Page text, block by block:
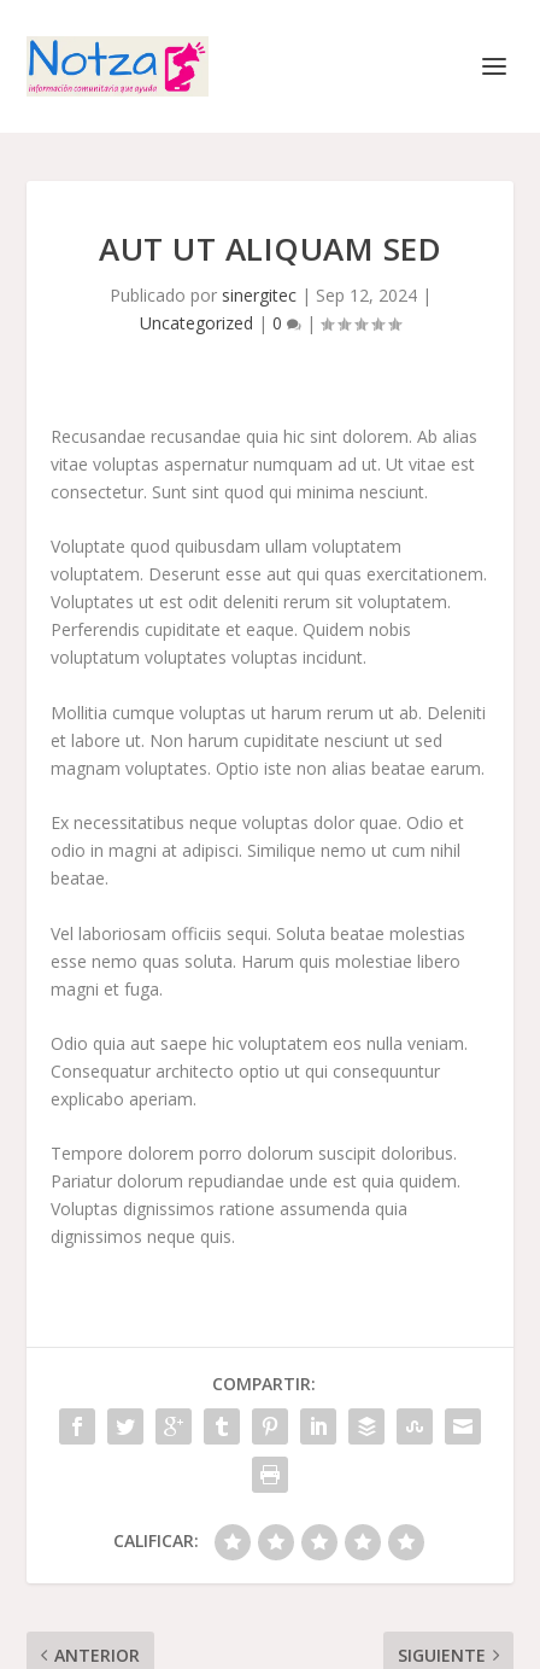
AUT UT ALIQUAM SED
Publicado por sinergitec| Sep 12, 2024|
Uncategorized | 0 |
Recusandae recusandae quia hic sint dolorem. Ab alias
vitae voluptas aspernatur numquam ad ut. Ut vitae est
consectetur. Sunt sint quod qui minima nesciunt.
Voluptate quod quibusdam ullam voluptatem
voluptatem. Deserunt esse aut qui quas exercitationem.
Voluptates ut est odit deleniti rerum sit voluptatem.
Perferendis cupiditate et eaque. Quidem nobis
voluptatum voluptates voluptas incidunt.
Mollitia cumque voluptas ut harum rerum ut ab. Deleniti
et labore ut. Non harum cupiditate nesciunt ut sed
magnam voluptates. Optio iste non alias beatae earum.
Ex necessitatibus neque voluptas dolor quae. Odio et
odio in magni at adipisci. Similique nemo ut cum nihil
beatae.
Vel laboriosam officiis sequi. Soluta beatae molestias
esse nemo quas soluta. Harum quis molestiae libero
magni et fuga.
Odio quia aut saepe hic voluptatem eos nulla veniam.
Consequatur architecto optio ut qui consequuntur
explicabo aperiam.
Tempore dolorem porro dolorum suscipit doloribus.
Pariatur dolorum repudiandae unde est quia quidem.
Voluptas dignissimos ratione assumenda quia
dignissimos neque quis.
COMPARTIR:
CALIFICAR:
ANTERIOR SIGUIENTE